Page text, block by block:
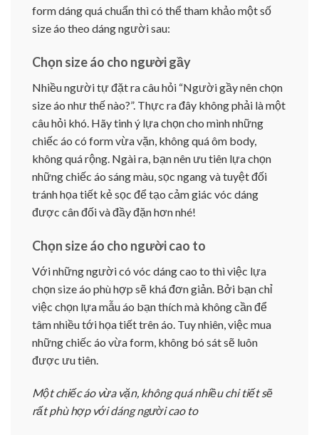
form dáng quá chuẩn thì có thể tham khảo một số
size áo theo dáng người sau:
Chọn size áo cho người gầy
Nhiều người tự đặt ra câu hỏi “Người gầy nên chọn
size áo như thế nào?”. Thực ra đây không phải là một
câu hỏi khó. Hãy tinh ý lựa chọn cho mình những
chiếc áo có form vừa vặn, không quá ôm body,
không quá rộng. Ngài ra, bạn nên ưu tiên lựa chọn
những chiếc áo sáng màu, sọc ngang và tuyệt đối
tránh họa tiết kẻ sọc để tạo cảm giác vóc dáng
được cân đối và đầy đặn hơn nhé!
Chọn size áo cho người cao to
Với những người có vóc dáng cao to thì việc lựa
chọn size áo phù hợp sẽ khá đơn giản. Bởi bạn chỉ
việc chọn lựa mẫu áo bạn thích mà không cần để
tâm nhiều tới họa tiết trên áo. Tuy nhiên, việc mua
những chiếc áo vừa form, không bó sát sẽ luôn
được ưu tiên.
Một chiếc áo vừa vặn, không quá nhiều chi tiết sẽ
rất phù hợp với dáng người cao to